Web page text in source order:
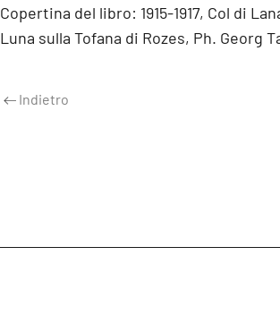
Copertina del libro: 1915-1917, Col di
Luna sulla Tofana di Rozes, Ph. Georg
Indietro